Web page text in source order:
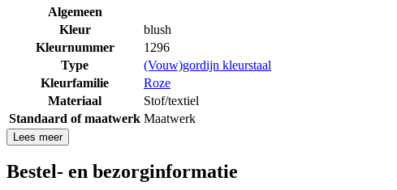
Algemeen
Kleur
blush
Kleurnummer
1296
Type
(Vouw)gordijn kleurstaal
Kleurfamilie
Roze
Materiaal
Stof/textiel
Standaard of maatwerk Maatwerk
Lees meer
Bestel- en bezorginformatie